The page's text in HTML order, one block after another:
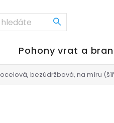
Pohony vrat a bran
ocelová, bezúdržbová, na míru